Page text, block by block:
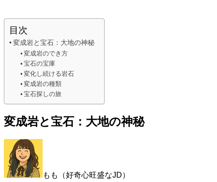
目次
変成岩と宝石：大地の神秘
変成岩のでき方
宝石の宝庫
変化し続ける岩石
変成岩の種類
宝石探しの旅
変成岩と宝石：大地の神秘
もも（好奇心旺盛なJD）